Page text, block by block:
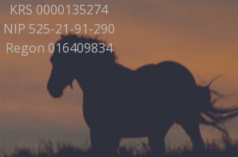
KRS 0000135274
NIP 525-21-91-290
Regon 016409834